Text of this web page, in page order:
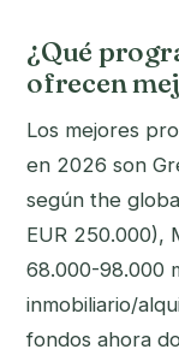
¿Qué
ofrecen
Los mejores
en 2026 son
según the
EUR 250.000),
68.000-98.000
inmobiliario/
fondos ahora